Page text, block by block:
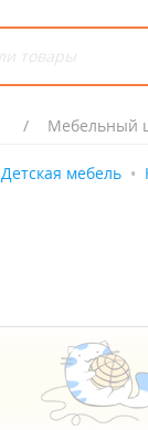
Мебельный
Детская мебель